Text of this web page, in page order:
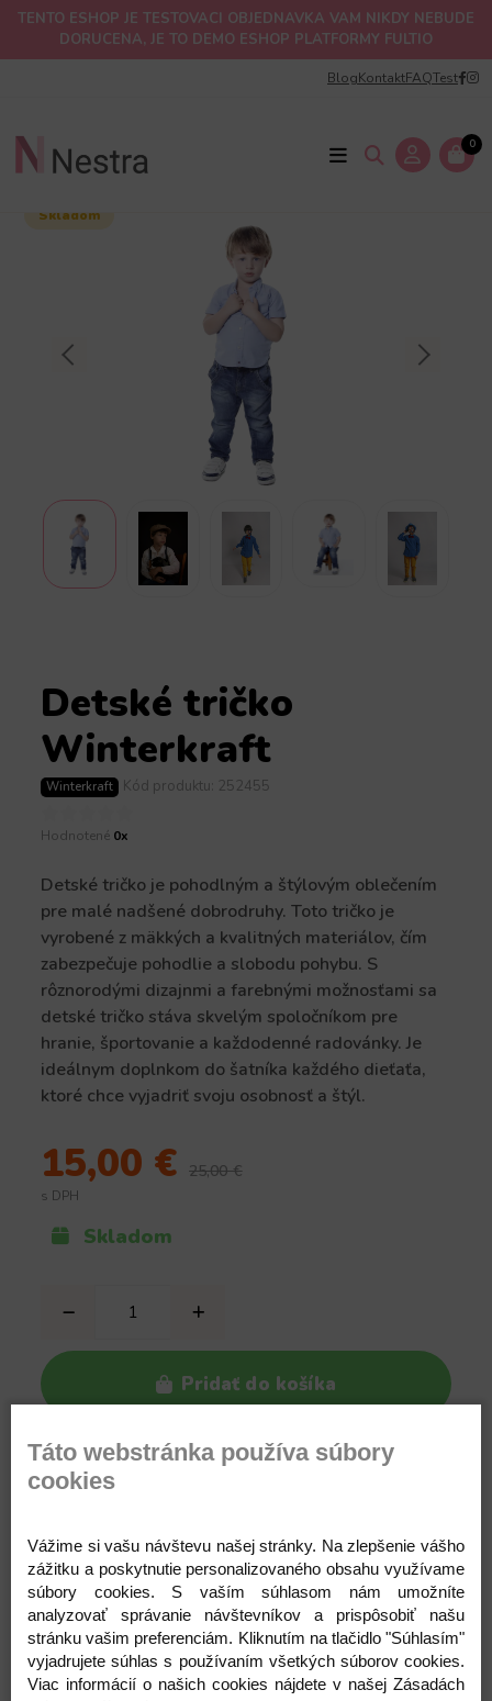
TENTO ESHOP JE TESTOVACI OBJEDNAVKA VAM NIKDY NEBUDE
DORUCENA, JE TO DEMO ESHOP PLATFORMY FULTIO
BlogKontaktFAQTest
0
Skladom
Detské tričko
Winterkraft
Winterkraft Kód produktu: 252455
Hodnotené 0x
Detské tričko je pohodlným a štýlovým oblečením
pre malé nadšené dobrodruhy. Toto tričko je
vyrobené z mäkkých a kvalitných materiálov, čím
zabezpečuje pohodlie a slobodu pohybu. S
rôznorodými dizajnmi a farebnými možnosťami sa
detské tričko stáva skvelým spoločníkom pre
hranie, športovanie a každodenné radovánky. Je
ideálnym doplnkom do šatníka každého dieťaťa,
ktoré chce vyjadriť svoju osobnosť a štýl.
Skladom
15,00 € 25,00 €
s DPH
Pridať do košíka
Recenzie Otázka na produkt
Detské tričko je pohodlným a štýlovým oblečením
pre malé nadšené dobrodruhy. Toto tričko je
vyrobené z mäkkých a kvalitných materiálov, čím
Táto webstránka používa súbory
cookies
Vážime si vašu návštevu našej stránky. Na zlepšenie vášho
zážitku a poskytnutie personalizovaného obsahu využívame
súbory cookies. S vaším súhlasom nám umožníte
analyzovať správanie návštevníkov a prispôsobiť našu
stránku vašim preferenciám. Kliknutím na tlačidlo "Súhlasím"
vyjadrujete súhlas s používaním všetkých súborov cookies.
Viac informácií o našich cookies nájdete v našej Zásadách